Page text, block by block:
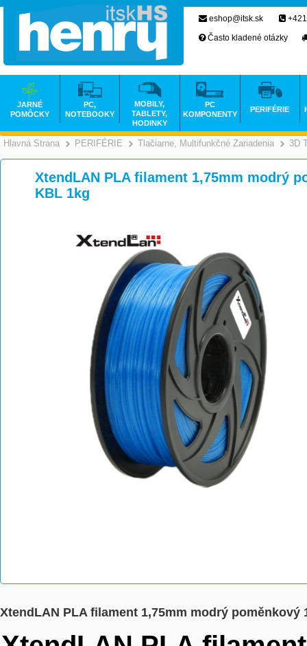
Hlavná Strana >
PERIFÉRIE >
Tlačiarne, Multifunkčné Zariadenia 3D
XtendLAN PLA filament 1,75mm modrý
KBL 1kg
XtendLAN PLA filament 1,75mm modrý poměnkový
eshop@itsk.sk
Často kladené otázky
JARNÉ
POMÔCKY
PC,
NOTEBOOKY
MOBILY,
TABLETY,
HODINKY
PC
KOMPONENTY
PERIFÉRIE